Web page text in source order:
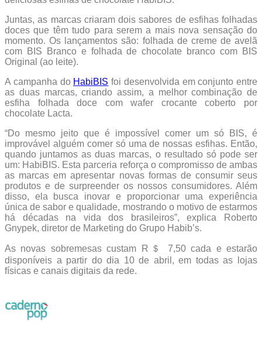
Juntas, as marcas criaram dois sabores de esfihas folhadas
doces que têm tudo para serem a mais nova sensação do
momento. Os lançamentos são: folhada de creme de avelã
com BIS Branco e folhada de chocolate branco com BIS
Original (ao leite).
A campanha do HabiBIS foi desenvolvida em conjunto entre
as duas marcas, criando assim, a melhor combinação de
esfiha folhada doce com wafer crocante coberto por
chocolate Lacta.
“Do mesmo jeito que é impossível comer um só BIS, é
improvável alguém comer só uma de nossas esfihas. Então,
quando juntamos as duas marcas, o resultado só pode ser
um: HabiBIS. Esta parceria reforça o compromisso de ambas
as marcas em apresentar novas formas de consumir seus
produtos e de surpreender os nossos consumidores. Além
disso, ela busca inovar e proporcionar uma experiência
única de sabor e qualidade, mostrando o motivo de estarmos
há décadas na vida dos brasileiros”, explica Roberto
Gnypek, diretor de Marketing do Grupo Habib’s.
As novas sobremesas custam R＄ 7,50 cada e estarão
disponíveis a partir do dia 10 de abril, em todas as lojas
físicas e canais digitais da rede.